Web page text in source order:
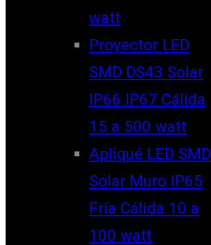
watt
Proyector LED
SMD DS43 Solar
IP66 IP67 Cálida
15 a 500 watt
Apliqué LED SMD
Solar Muro IP65
Fría Cálida 10 a
100 watt